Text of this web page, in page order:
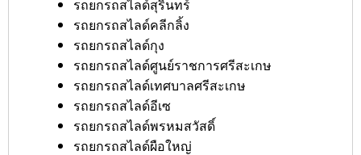
รถยกรถสไลด์สุรินทร์
รถยกรถสไลด์คลีกลิ้ง
รถยกรถสไลด์กุง
รถยกรถสไลด์ศูนย์ราชการศรีสะเกษ
รถยกรถสไลด์เทศบาลศรีสะเกษ
รถยกรถสไลด์อีเซ
รถยกรถสไลด์พรหมสวัสดิ์
รถยกรถสไลด์ผือใหญ่